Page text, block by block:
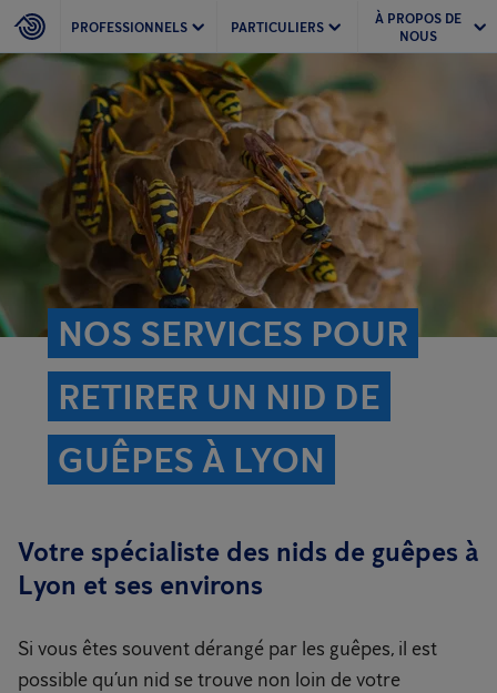
PROFESSIONNELS PARTICULIERS
À PROPOS DE
NOUS
NOS SERVICES POUR
RETIRER UN NID DE
GUÊPES À LYON
Votre spécialiste des nids de guêpes à
Lyon et ses environs
Si vous êtes souvent dérangé par les guêpes, il est
possible qu’un nid se trouve non loin de votre